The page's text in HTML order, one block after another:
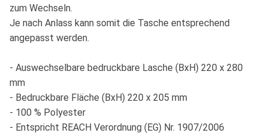
zum Wechseln.
Je nach Anlass kann somit die Tasche entsprechend
angepasst werden.
- Auswechselbare bedruckbare Lasche (BxH) 220 x 280
mm
- Bedruckbare Fläche (BxH) 220 x 205 mm
- 100 % Polyester
- Entspricht REACH Verordnung (EG) Nr. 1907/2006